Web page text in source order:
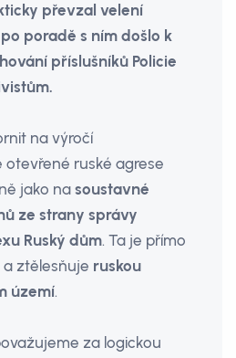
převzal velení
poradě s ním došlo k
příslušníků Policie
na výročí
otevře­né ruské agrese
jako na soustavné
ze strany správy
Ruský dům. Ta je přímo
a ztělesňuje ruskou
území.
za logickou